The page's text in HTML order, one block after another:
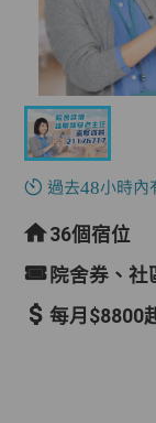
過去48小時內
36個宿位
院舍券、社
每月$8800